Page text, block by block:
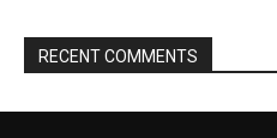
RECENT COMMENTS